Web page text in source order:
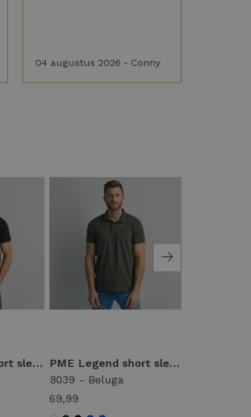
04 augustus 2026 - Conny
PME Legend short sleeve r-neck cotton elastan Basic T-shirts 999 - black
PME Legend short sleeve polo cotton elastan ppss0000861 Poloshirts 8039 - beluga
8039 - Beluga
69,99